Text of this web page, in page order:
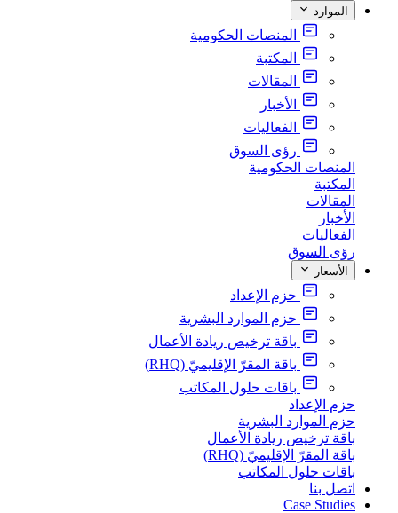
الموارد
المنصات الحكومية
المكتبة
المقالات
الأخبار
الفعاليات
رؤى السوق
المنصات الحكومية
المكتبة
المقالات
الأخبار
الفعاليات
رؤى السوق
الأسعار
حزم الإعداد
حزم الموارد البشرية
باقة ترخيص ريادة الأعمال
باقة المقرّ الإقليميّ (RHQ)
باقات حلول المكاتب
حزم الإعداد
حزم الموارد البشرية
باقة ترخيص ريادة الأعمال
باقة المقرّ الإقليميّ (RHQ)
باقات حلول المكاتب
اتصل بنا
Case Studies